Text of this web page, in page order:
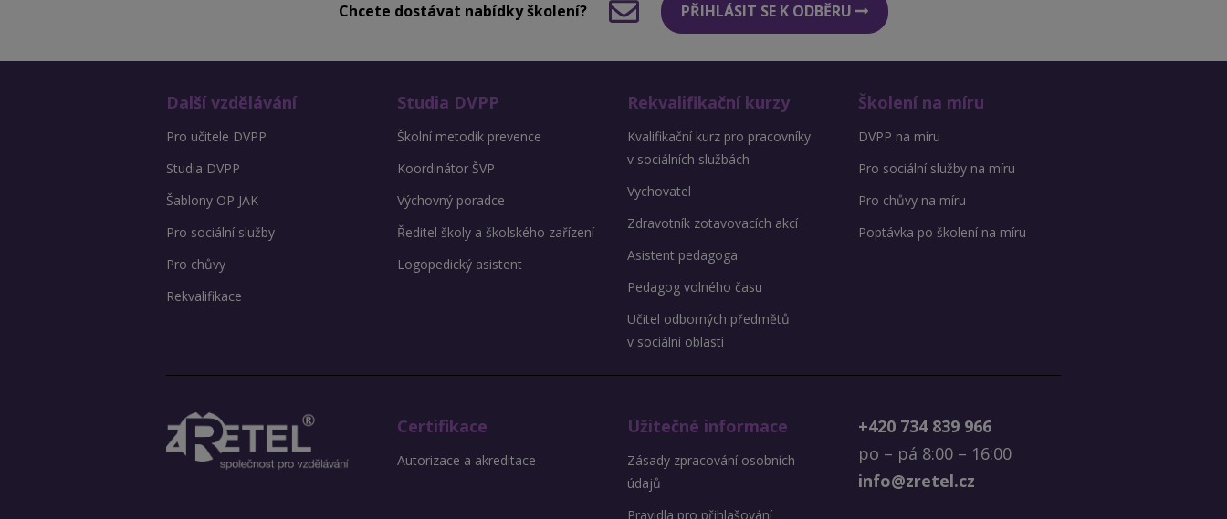
Chcete dostávat nabídky školení? PŘIHLÁSIT SE K ODBĚRU
Další vzdělávání
Pro učitele DVPP
Studia DVPP
Šablony OP JAK
Pro sociální služby
Pro chůvy
Rekvalifikace
Studia DVPP
Školní metodik prevence
Koordinátor ŠVP
Výchovný poradce
Ředitel školy a školského zařízení
Logopedický asistent
Rekvalifikační kurzy
Kvalifikační kurz pro pracovníky
v sociálních službách
Vychovatel
Zdravotník zotavovacích akcí
Asistent pedagoga
Pedagog volného času
Učitel odborných předmětů
v sociální oblasti
Školení na míru
DVPP na míru
Pro sociální služby na míru
Pro chůvy na míru
Poptávka po školení na míru
Certifikace
Autorizace a akreditace
Užitečné informace
Zásady zpracování osobních
údajů
Pravidla pro přihlašování
+420 734 839 966
po – pá 8:00 – 16:00
info@zretel.cz